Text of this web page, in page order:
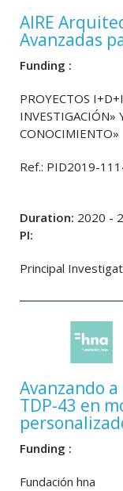
AIRE
Avanzadas
Funding :
PROYECTOS
INVESTIGACIÓN»
CONOCIMIENTO»
Ref.: PID2019-
Duration: 2020 -
PI:
Principal
Avanzando
TDP-43 en
Funding :
Fundación hna